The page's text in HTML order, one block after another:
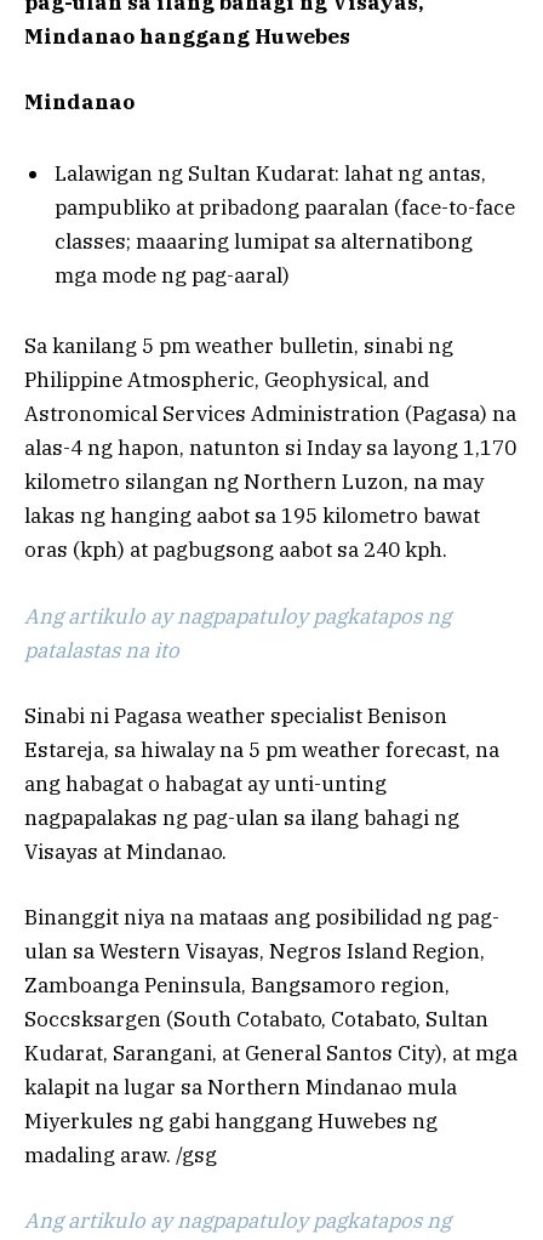
Mindanao hanggang Huwebes
Mindanao
Lalawigan ng Sultan Kudarat: lahat ng antas,
pampubliko at pribadong paaralan (face-to-face
classes; maaaring lumipat sa alternatibong
mga mode ng pag-aaral)
Sa kanilang 5 pm weather bulletin, sinabi ng
Philippine Atmospheric, Geophysical, and
Astronomical Services Administration (Pagasa) na
alas-4 ng hapon, natunton si Inday sa layong 1,170
kilometro silangan ng Northern Luzon, na may
lakas ng hanging aabot sa 195 kilometro bawat
oras (kph) at pagbugsong aabot sa 240 kph.
Ang artikulo ay nagpapatuloy pagkatapos ng
patalastas na ito
Sinabi ni Pagasa weather specialist Benison
Estareja, sa hiwalay na 5 pm weather forecast, na
ang habagat o habagat ay unti-unting
nagpapalakas ng pag-ulan sa ilang bahagi ng
Visayas at Mindanao.
Binanggit niya na mataas ang posibilidad ng pag-
ulan sa Western Visayas, Negros Island Region,
Zamboanga Peninsula, Bangsamoro region,
Soccsksargen (South Cotabato, Cotabato, Sultan
Kudarat, Sarangani, at General Santos City), at mga
kalapit na lugar sa Northern Mindanao mula
Miyerkules ng gabi hanggang Huwebes ng
madaling araw. /gsg
Ang artikulo ay nagpapatuloy pagkatapos ng